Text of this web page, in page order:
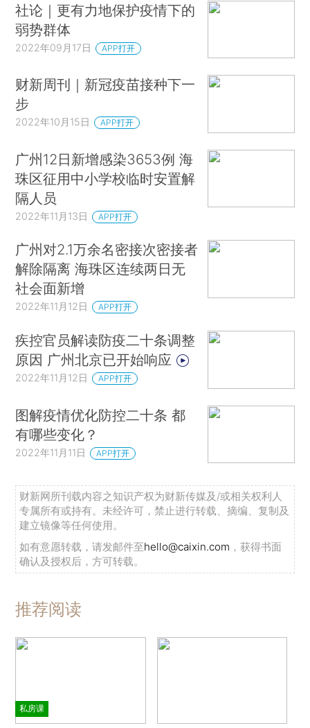
社论｜更有力地保护疫情下的
弱势群体
2022年09月17日 APP打开
财新周刊｜新冠疫苗接种下一
步
2022年10月15日 APP打开
广州12日新增感染3653例 海
珠区征用中小学校临时安置解
隔人员
2022年11月13日 APP打开
广州对2.1万余名密接次密接者
解除隔离 海珠区连续两日无
社会面新增
2022年11月12日 APP打开
疾控官员解读防疫二十条调整
原因 广州北京已开始响应
2022年11月12日 APP打开
图解疫情优化防控二十条 都
有哪些变化？
2022年11月11日 APP打开
财新网所刊载内容之知识产权为财新传媒及/或相关权利人
专属所有或持有。未经许可，禁止进行转载、摘编、复制及
建立镜像等任何使用。
如有意愿转载，请发邮件至hello@caixin.com ，获得书面
确认及授权后，方可转载。
推荐阅读
私房课